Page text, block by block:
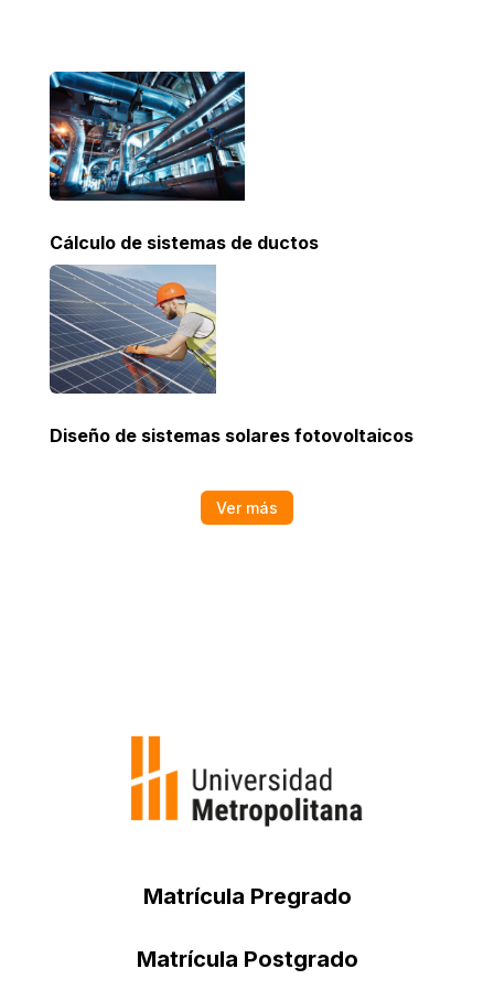
Cálculo de sistemas de ductos
Diseño de sistemas solares fotovoltaicos
Ver más
Matrícula Pregrado
Matrícula Postgrado